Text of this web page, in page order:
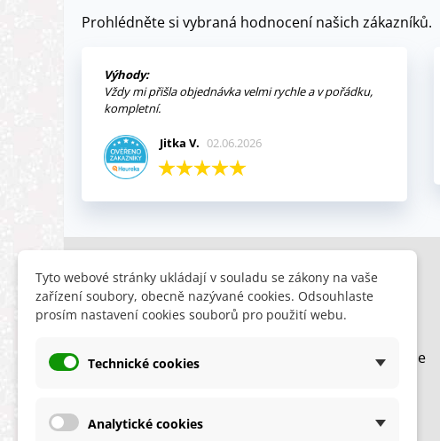
Prohlédněte si vybraná hodnocení našich zákazníků.
Výhody:
Vždy mi přišla objednávka velmi rychle a v pořádku,
kompletní.
Jitka V. 02.06.2026
INFORMACE
Obchodní podmínky
Ochrana osobních údajů
HLEDÁTE
Slevy
Nyní doporučujeme
Tyto webové stránky ukládají v souladu se zákony na vaše
zařízení soubory, obecně nazývané cookies. Odsouhlaste
prosím nastavení cookies souborů pro použití webu.
Technické cookies
Analytické cookies